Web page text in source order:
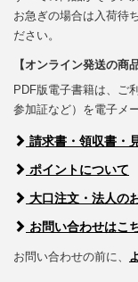
お急ぎの場合は入荷待
ださい。
【オンライン発送の商
PDF版電子書籍は、ご
参加証など）を電子メ
請求書・領収書・
ポイントについて
大口注文・法人の
お問い合わせはこ
お問い合わせの前に、